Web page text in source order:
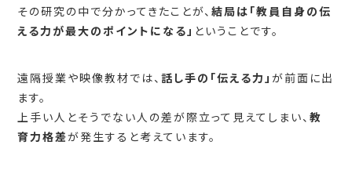
その研究の中で分かってきたことが、結局は「教員自身の伝
える力が最大のポイントになる」 ということです。
遠隔授業や映像教材では、話し手の「伝える力」が前面に出
ます。
上手い人とそうでない人の差が際立って見えてしまい、教
育力格差が発生すると考えています。